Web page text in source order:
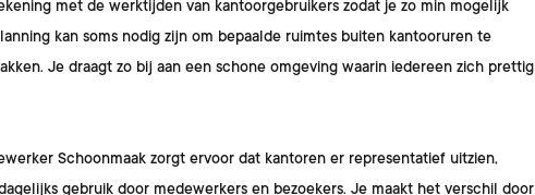
met de werktijden van kantoorgebruikers zodat je zo min mogelijk
kan soms nodig zijn om bepaalde ruimtes buiten kantooruren te
Je draagt zo bij aan een schone omgeving waarin iedereen zich prettig
Schoonmaak zorgt ervoor dat kantoren er representatief uitzien,
gebruik door medewerkers en bezoekers. Je maakt het verschil door